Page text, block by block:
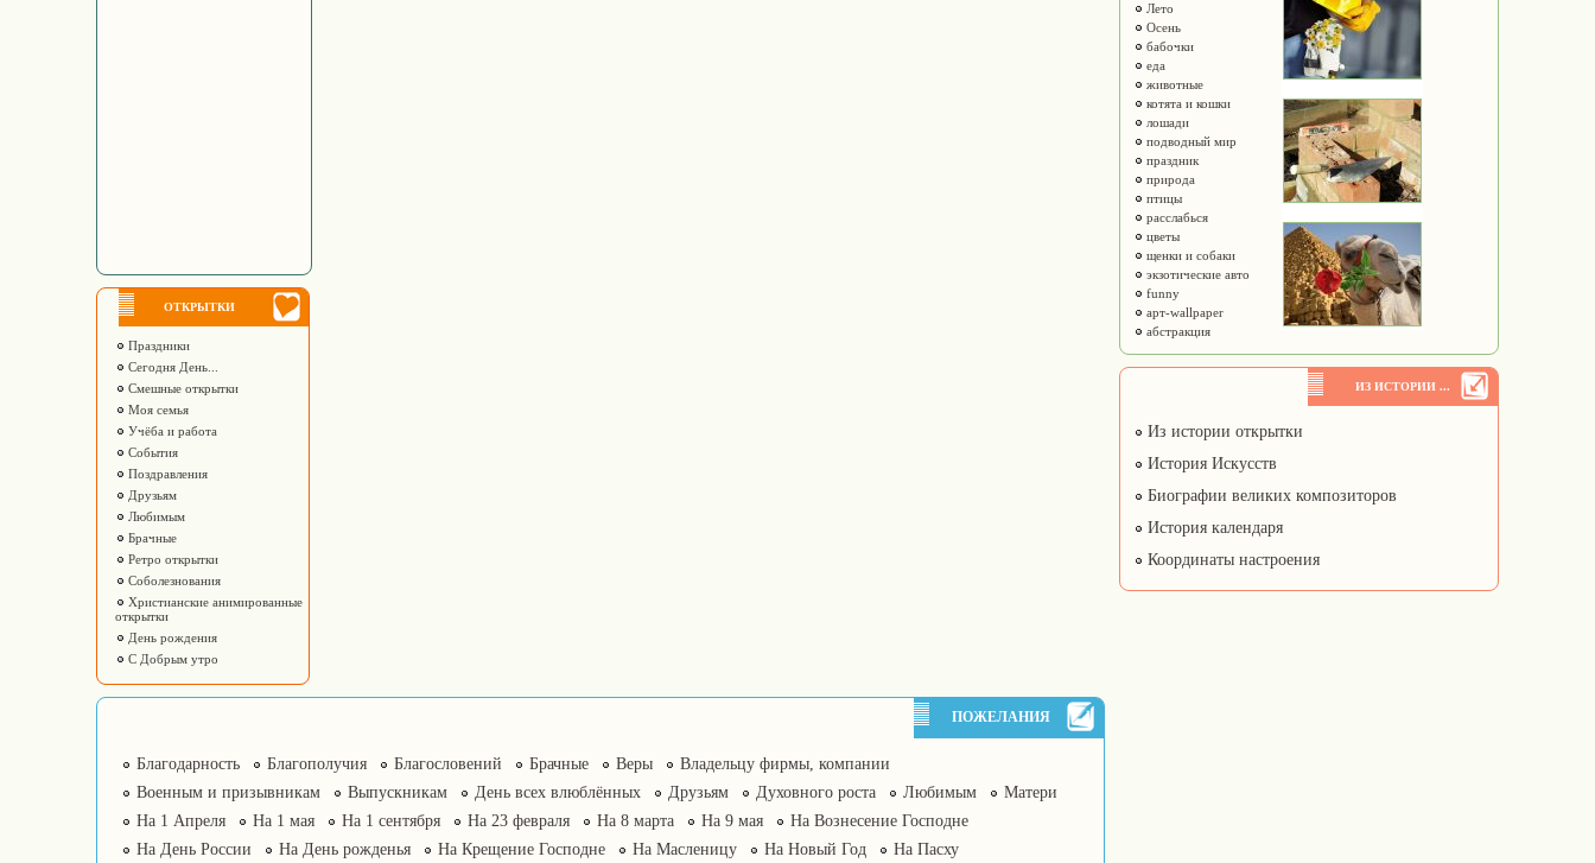
ОТКРЫТКИ
Праздники
Сегодня День...
Смешные открытки
Моя семья
Учёба и работа
События
Поздравления
Друзьям
Любимым
Брачные
Ретро открытки
Соболезнования
Христианские анимированные
открытки
День рождения
С Добрым утро
ПОЖЕЛАНИЯ
Благодарность Благополучия Благословений Брачные Веры
Владельцу фирмы, компании
Военным и призывникам
Выпускникам День всех влюблённых Друзьям Духовного роста Любимым
Матери
На 1 Апреля
На 1 мая На 1 сентября На 23 февраля На 8 марта На 9 мая
На Вознесение Господне
На День России
На День рожденья На Крещение Господне На Масленицу На Новый Год На Пасху
Лето
Осень
бабочки
еда
животные
котята и кошки
лошади
подводный мир
праздник
природа
птицы
расслабься
цветы
щенки и собаки
экзотические авто
funny
арт-wallpaper
абстракция
ИЗ ИСТОРИИ ...
Из истории открытки
История Искусств
Биографии великих композиторов
История календаря
Координаты настроения